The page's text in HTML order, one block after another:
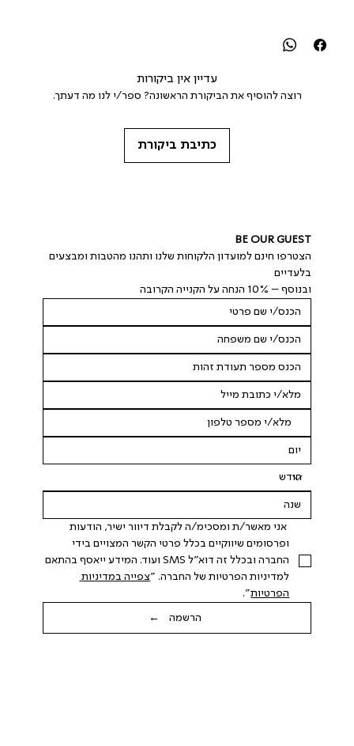
עדיין אין ביקורות
רוצה להוסיף את הביקורת הראשונה? ספר/י לנו מה דעתך.
כתיבת ביקורת
BE OUR GUEST
הצטרפו חינם למועדון הלקוחות שלנו ותהנו מהטבות ומבצעים
בלעדיים
ובנוסף – 10% הנחה על הקנייה הקרובה
אני מאשר/ת ומסכימ/ה לקבלת דיוור ישיר, הודעות
החברה ובכלל זה דוא"ל SMS ועוד. המידע ייאסף בהתאם
למדיניות הפרטיות של החברה. "
צפייה במדיניות
הפרטיות".
הרשמה ←